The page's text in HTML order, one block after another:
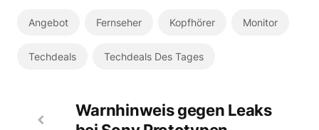
Angebot Fernseher Kopfhörer Monitor
Techdeals Techdeals Des Tages
Warnhinweis gegen Leaks